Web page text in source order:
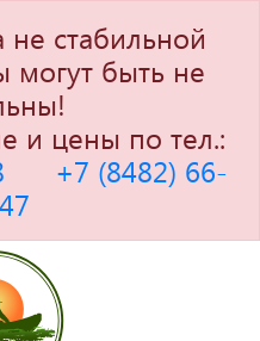
стабильной
могут быть не
и цены по тел.:
+7 (8482) 66-